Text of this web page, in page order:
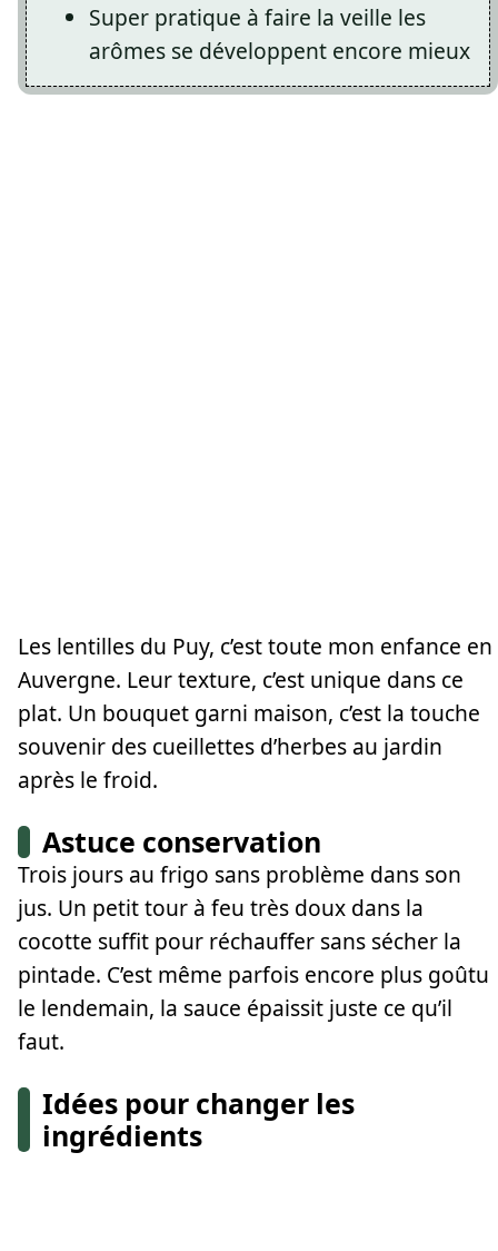
Super pratique à faire la veille les
arômes se développent encore mieux
Les lentilles du Puy, c’est toute mon enfance en
Auvergne. Leur texture, c’est unique dans ce
plat. Un bouquet garni maison, c’est la touche
souvenir des cueillettes d’herbes au jardin
après le froid.
Astuce conservation
Trois jours au frigo sans problème dans son
jus. Un petit tour à feu très doux dans la
cocotte suffit pour réchauffer sans sécher la
pintade. C’est même parfois encore plus goûtu
le lendemain, la sauce épaissit juste ce qu’il
faut.
Idées pour changer les
ingrédients